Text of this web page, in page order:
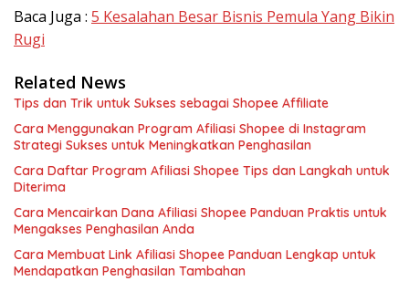
Baca Juga : 5 Kesalahan Besar Bisnis Pemula Yang Bikin
Rugi
Related News
Tips dan Trik untuk Sukses sebagai Shopee Affiliate
Cara Menggunakan Program Afiliasi Shopee di Instagram
Strategi Sukses untuk Meningkatkan Penghasilan
Cara Daftar Program Afiliasi Shopee Tips dan Langkah untuk
Diterima
Cara Mencairkan Dana Afiliasi Shopee Panduan Praktis untuk
Mengakses Penghasilan Anda
Cara Membuat Link Afiliasi Shopee Panduan Lengkap untuk
Mendapatkan Penghasilan Tambahan